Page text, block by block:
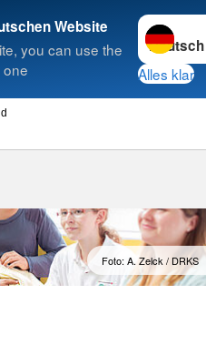
Website
you can use the
one
Sprache
Alles klar
Suche
Foto: A. Zelck / DRKS